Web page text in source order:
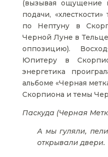
(вызывая ощущение
подачи,
по Нептуну в
Черной Луне в
оппозицию).
Юпитеру в
энергетика
альбоме «Черная
Скорпиона и темы
Паскуда (Черная
А мы гуляли,
открывали двери.